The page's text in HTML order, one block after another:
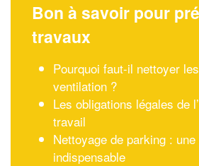
Bon à savoir pour
travaux
Pourquoi faut-il nettoyer
ventilation ?
Les obligations légales de
travail
Nettoyage de parking : une
indispensable